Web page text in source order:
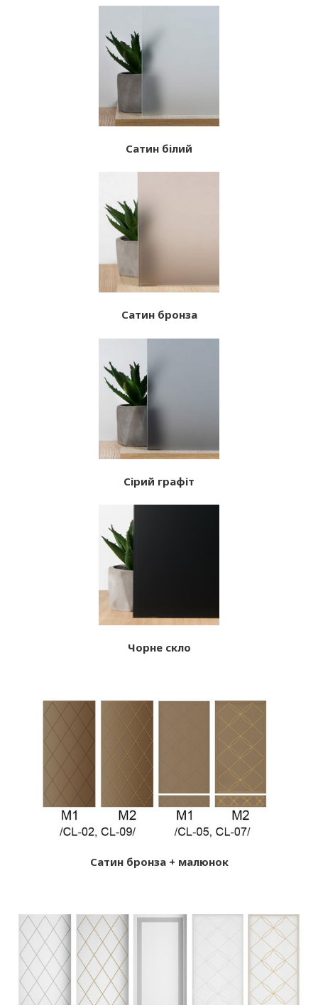
Сатин білий
Сатин бронза
Сірий графіт
Чорне скло
Сатин бронза + малюнок